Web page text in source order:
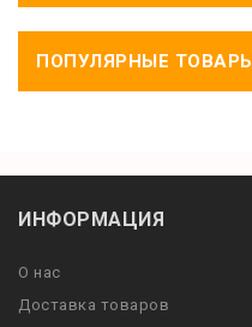
ПОПУЛЯРНЫЕ ТОВАРЫ
ИНФОРМАЦИЯ
О нас
Доставка товаров